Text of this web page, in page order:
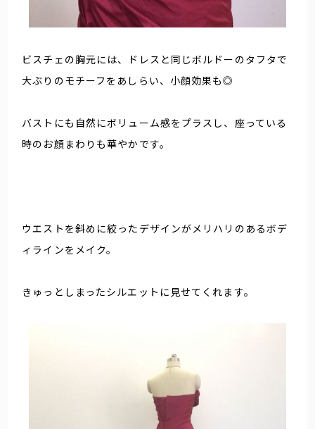
ビスチェの胸元には、ドレスと同じボルドーのタフタで
大ぶりのモチーフをあしらい、小顔効果も◎
バストにも自然にボリューム感をプラスし、座っている
時のお顔まわりも華やかです。
ウエストを斜めに絞ったデザインがメリハリのあるボデ
ィラインをメイク。
きゅっとしまったシルエットに見せてくれます。